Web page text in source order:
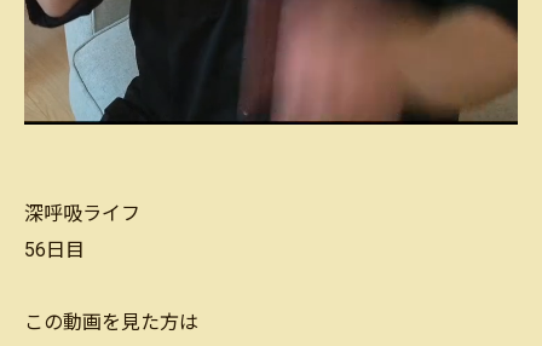
深呼吸ライフ
56日目
この動画を見た方は